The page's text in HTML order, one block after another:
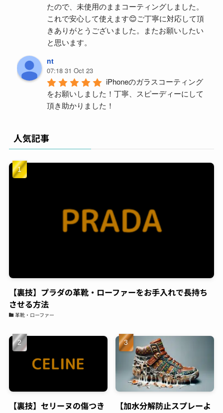
たので、未使用のままコーティングしました。
これで安心して使えます😊ご丁寧に対応して頂
きありがとうございました。またお願いしたい
と思います。
nt
07:18 31 Oct 23
iPhoneのガラスコーティング
をお願いしました！丁寧、スピーディーにして
頂き助かりました！
04:59 18 Aug 23
ます。よろしくお願いします。
ていたのですが、ガラスコーティングにより金
属アレルギー対策が出来る店ということで、電
話したらすぐにご対応頂き、30分ほどの施工で
完成。そこから毎日身につけてはおりますが、
感謝です！これからは気にせず、アクセサリー
購入したらすぐにまたお願いしちゃおうと思い
ます！
05:43 05 Aug 23
久々に買ったスニーカー。白
人気記事
【裏技】プラダの革靴・ローファーをお手入れで長持ち
させる方法
革靴・ローファー
【裏技】セリーヌの傷つき
【加水分解防止スプレーよ